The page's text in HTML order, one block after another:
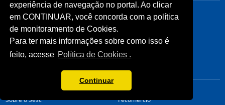
experiência de navegação no portal. Ao clicar
em CONTINUAR, você concorda com a política
de monitoramento de Cookies.
Para ter mais informações sobre como isso é
feito, acesse Política de Cookies .
Continuar
Processos Seletivos (Antigos)
Licitações
Notícias
Imprensa
Fale Conosco
Unidades Sesc-TO
Cliente
Sistema Fecomércio
Sobre o Sesc
LINKS ÚTEIS
Senac
Fecomércio